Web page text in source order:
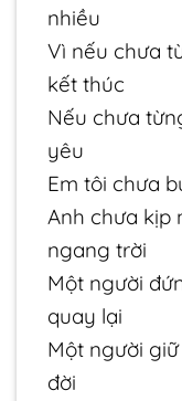
nhiều
Vì nếu chưa
kết thúc
Nếu chưa
yêu
Em tôi chưa
Anh chưa kịp
ngang trời
Một người
quay lại
Một người
đời